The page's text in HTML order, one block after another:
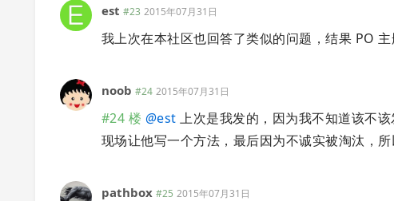
est #23 2015年07月31日
我上次在本社区也回答了类似的问题，结果 PO 主
noob #24 2015年07月31日
#24 楼 @est 上次是我发的，因为我不知道该不
现场让他写一个方法，最后因为不诚实被淘汰，
pathbox #25 2015年07月31日